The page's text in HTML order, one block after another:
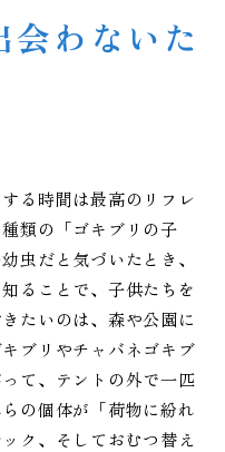
わないた
る時間は最高のリフレ
類の「ゴキブリの子
虫だと気づいたとき、
ることで、子供たちを
たいのは、森や公園に
ブリやチャバネゴキブ
て、テントの外で一匹
の個体が「荷物に紛れ
ク、そしておむつ替え